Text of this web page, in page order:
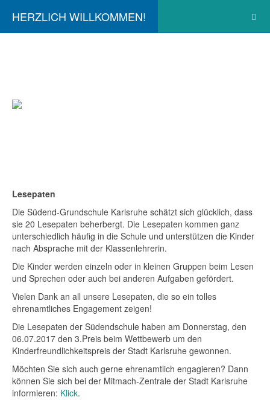
HERZLICH WILLKOMMEN!
Lesepaten
Die Südend-Grundschule Karlsruhe schätzt sich glücklich, dass
sie 20 Lesepaten beherbergt. Die Lesepaten kommen ganz
unterschiedlich häufig in die Schule und unterstützen die Kinder
nach Absprache mit der Klassenlehrerin.
Die Kinder werden einzeln oder in kleinen Gruppen beim Lesen
und Sprechen oder auch bei anderen Aufgaben gefördert.
Vielen Dank an all unsere Lesepaten, die so ein tolles
ehrenamtliches Engagement zeigen!
Die Lesepaten der Südendschule haben am Donnerstag, den
06.07.2017 den 3.Preis beim Wettbewerb um den
Kinderfreundlichkeitspreis der Stadt Karlsruhe gewonnen.
Möchten Sie sich auch gerne ehrenamtlich engagieren? Dann
können Sie sich bei der Mitmach-Zentrale der Stadt Karlsruhe
informieren: Klick.